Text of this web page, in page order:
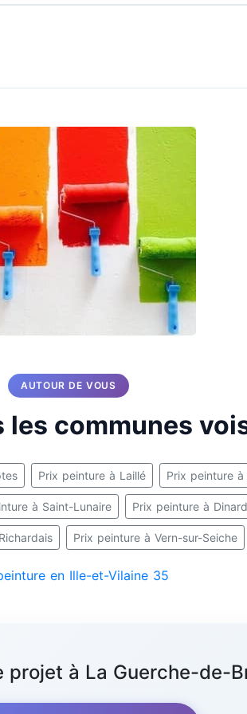
AUTOUR DE VOUS
les communes
Prix peinture à Laillé Prix peinture à
à Saint-Lunaire Prix peinture à Dinard
Prix peinture à Vern-sur-Seiche
en Ille-et-Vilaine 35
projet à La Guerche-de-